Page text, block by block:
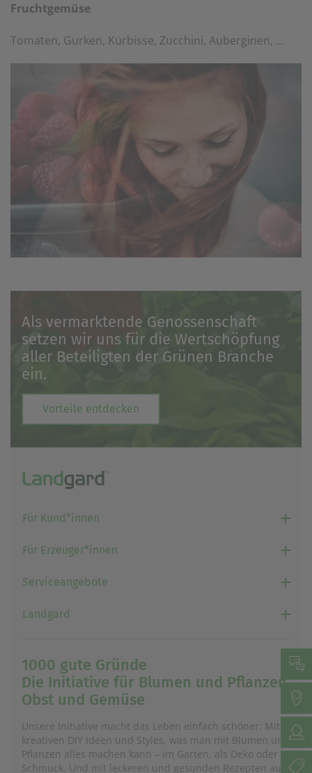
Fruchtgemüse
Tomaten, Gurken, Kürbisse, Zucchini, Auberginen, ...
Als vermarktende Genossenschaft
setzen wir uns für die Wertschöpfung
aller Beteiligten der Grünen Branche
ein.
Vorteile entdecken
Für Kund*innen
Für Erzeuger*innen
Serviceangebote
Landgard
1000 gute Gründe
Die Initiative für Blumen und Pflanzen,
Obst und Gemüse
Unsere Initiative macht das Leben einfach schöner: Mit
kreativen DIY Ideen und Styles, was man mit Blumen und
Pflanzen alles machen kann – im Garten, als Deko oder
Schmuck. Und mit leckeren und gesunden Rezepten aus